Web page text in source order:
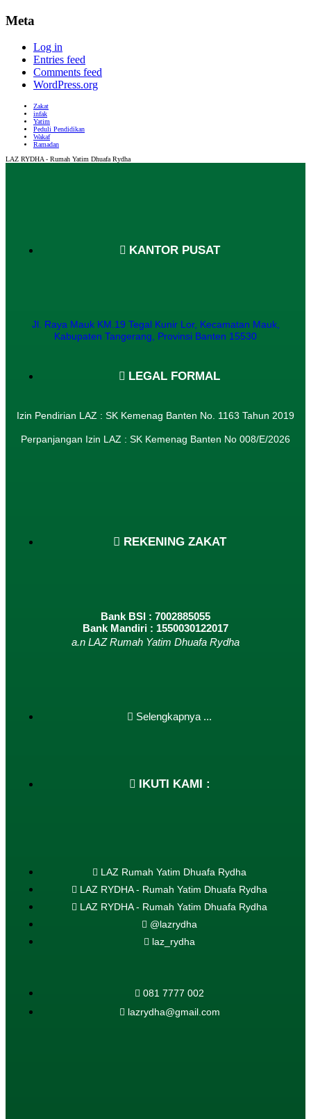
Meta
Log in
Entries feed
Comments feed
WordPress.org
Zakat
infak
Yatim
Peduli Pendidikan
Wakaf
Ramadan
LAZ RYDHA - Rumah Yatim Dhuafa Rydha
KANTOR PUSAT
Jl. Raya Mauk KM.19 Tegal Kunir Lor, Kecamatan Mauk,
Kabupaten Tangerang, Provinsi Banten 15530
LEGAL FORMAL
Izin Pendirian LAZ : SK Kemenag Banten No. 1163 Tahun 2019
Perpanjangan Izin LAZ : SK Kemenag Banten No 008/E/2026​
REKENING ZAKAT
Bank BSI : 7002885055
Bank Mandiri : 1550030122017
a.n LAZ Rumah Yatim Dhuafa Rydha
Selengkapnya ...
IKUTI KAMI :
LAZ Rumah Yatim Dhuafa Rydha
LAZ RYDHA - Rumah Yatim Dhuafa Rydha
LAZ RYDHA - Rumah Yatim Dhuafa Rydha
@lazrydha
laz_rydha
081 7777 002
lazrydha@gmail.com